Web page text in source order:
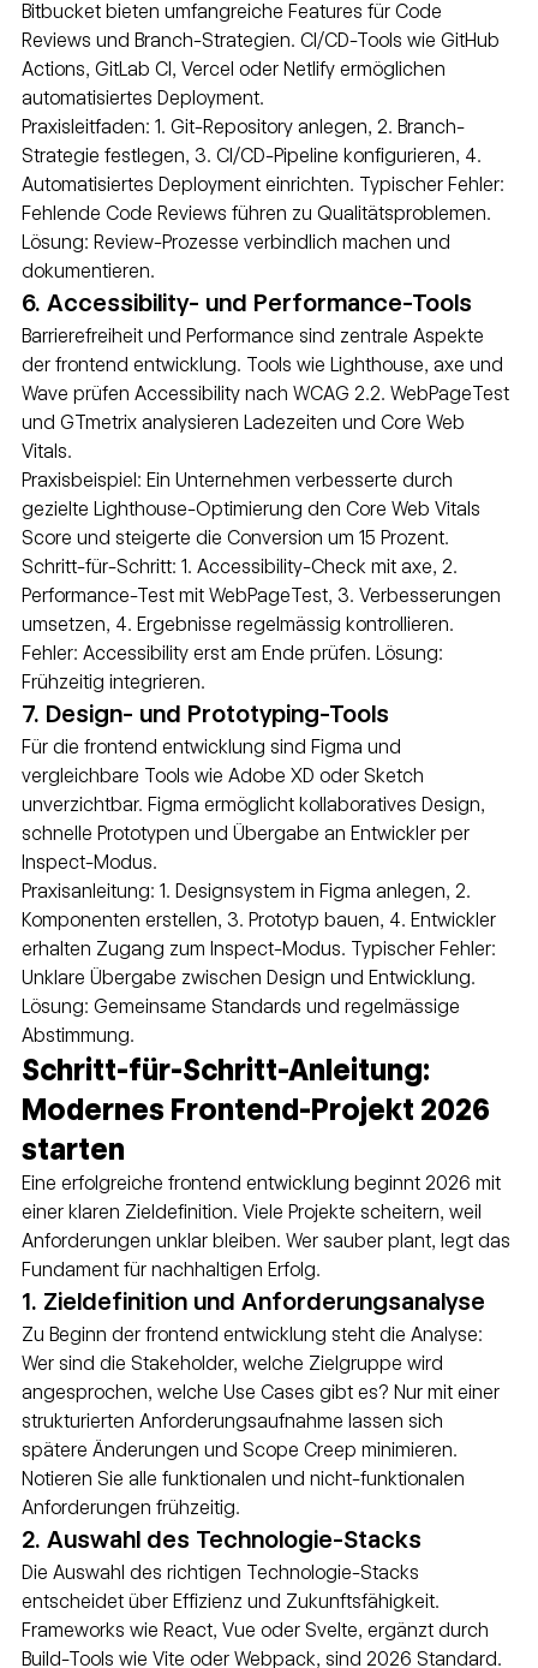
Bitbucket bieten umfangreiche Features für Code
Reviews und Branch-Strategien. CI/CD-Tools wie GitHub
Actions, GitLab CI, Vercel oder Netlify ermöglichen
automatisiertes Deployment.
Praxisleitfaden: 1. Git-Repository anlegen, 2. Branch-
Strategie festlegen, 3. CI/CD-Pipeline konfigurieren, 4.
Automatisiertes Deployment einrichten. Typischer Fehler:
Fehlende Code Reviews führen zu Qualitätsproblemen.
Lösung: Review-Prozesse verbindlich machen und
dokumentieren.
6. Accessibility- und Performance-Tools
Barrierefreiheit und Performance sind zentrale Aspekte
der frontend entwicklung. Tools wie Lighthouse, axe und
Wave prüfen Accessibility nach WCAG 2.2. WebPageTest
und GTmetrix analysieren Ladezeiten und Core Web
Vitals.
Praxisbeispiel: Ein Unternehmen verbesserte durch
gezielte Lighthouse-Optimierung den Core Web Vitals
Score und steigerte die Conversion um 15 Prozent.
Schritt-für-Schritt: 1. Accessibility-Check mit axe, 2.
Performance-Test mit WebPageTest, 3. Verbesserungen
umsetzen, 4. Ergebnisse regelmässig kontrollieren.
Fehler: Accessibility erst am Ende prüfen. Lösung:
Frühzeitig integrieren.
7. Design- und Prototyping-Tools
Für die frontend entwicklung sind Figma und
vergleichbare Tools wie Adobe XD oder Sketch
unverzichtbar. Figma ermöglicht kollaboratives Design,
schnelle Prototypen und Übergabe an Entwickler per
Inspect-Modus.
Praxisanleitung: 1. Designsystem in Figma anlegen, 2.
Komponenten erstellen, 3. Prototyp bauen, 4. Entwickler
erhalten Zugang zum Inspect-Modus. Typischer Fehler:
Unklare Übergabe zwischen Design und Entwicklung.
Lösung: Gemeinsame Standards und regelmässige
Abstimmung.
Schritt-für-Schritt-Anleitung:
Modernes Frontend-Projekt 2026
starten
Eine erfolgreiche frontend entwicklung beginnt 2026 mit
einer klaren Zieldefinition. Viele Projekte scheitern, weil
Anforderungen unklar bleiben. Wer sauber plant, legt das
Fundament für nachhaltigen Erfolg.
1. Zieldefinition und Anforderungsanalyse
Zu Beginn der frontend entwicklung steht die Analyse:
Wer sind die Stakeholder, welche Zielgruppe wird
angesprochen, welche Use Cases gibt es? Nur mit einer
strukturierten Anforderungsaufnahme lassen sich
spätere Änderungen und Scope Creep minimieren.
Notieren Sie alle funktionalen und nicht-funktionalen
Anforderungen frühzeitig.
2. Auswahl des Technologie-Stacks
Die Auswahl des richtigen Technologie-Stacks
entscheidet über Effizienz und Zukunftsfähigkeit.
Frameworks wie React, Vue oder Svelte, ergänzt durch
Build-Tools wie Vite oder Webpack, sind 2026 Standard.